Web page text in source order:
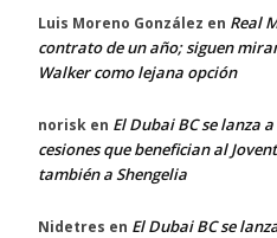
Luis Moreno González en Real
contrato de un año; siguen
Walker como lejana opción
norisk en El Dubai BC se lanza
cesiones que benefician al
también a Shengelia
Nidetres en El Dubai BC se